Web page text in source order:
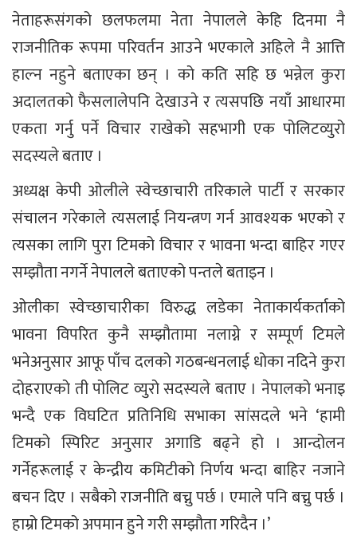
नेताहरूसंगको छलफलमा नेता नेपालले केहि दिनमा नै
राजनीतिक रूपमा परिवर्तन आउने भएकाले अहिले नै आत्ति
हाल्न नहुने बताएका छन् । को कति सहि छ भन्नेल कुरा
अदालतको फैसलालेपनि देखाउने र त्यसपछि नयाँ आधारमा
एकता गर्नु पर्ने विचार राखेको सहभागी एक पोलिटव्युरो
सदस्यले बताए ।
अध्यक्ष केपी ओलीले स्वेच्छाचारी तरिकाले पार्टी र सरकार
संचालन गरेकाले त्यसलाई नियन्त्रण गर्न आवश्यक भएको र
त्यसका लागि पुरा टिमको विचार र भावना भन्दा बाहिर गएर
सम्झौता नगर्ने नेपालले बताएको पन्तले बताइन ।
ओलीका स्वेच्छाचारीका विरुद्ध लडेका नेताकार्यकर्ताको
भावना विपरित कुनै सम्झौतामा नलाग्ने र सम्पूर्ण टिमले
भनेअनुसार आफू पाँच दलको गठबन्धनलाई धोका नदिने कुरा
दोहराएको ती पोलिट व्युरो सदस्यले बताए । नेपालको भनाइ
भन्दै एक विघटित प्रतिनिधि सभाका सांसदले भने ‘हामी
टिमको स्पिरिट अनुसार अगाडि बढ्ने हो । आन्दोलन
गर्नेहरूलाई र केन्द्रीय कमिटीको निर्णय भन्दा बाहिर नजाने
बचन दिए । सबैको राजनीति बच्नु पर्छ । एमाले पनि बच्नु पर्छ ।
हाम्रो टिमको अपमान हुने गरी सम्झौता गरिदैन ।’